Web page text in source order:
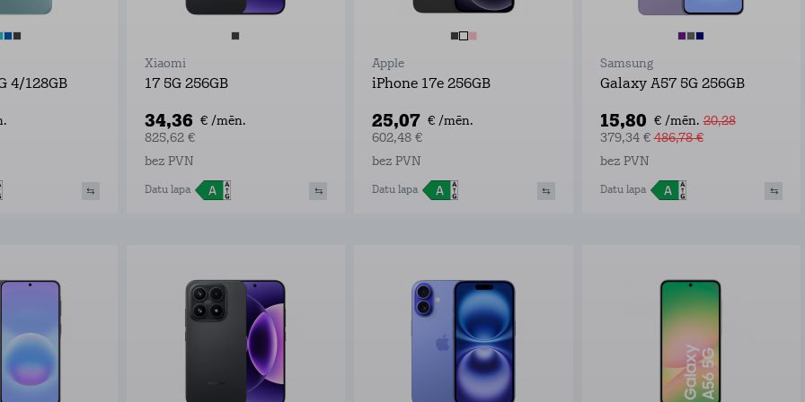
4/128GB
Xiaomi
17 5G 256GB
34,36 € /mēn.
825,62 €
bez PVN
Datu lapa
Apple
iPhone 17e 256GB
25,07 € /mēn.
602,48 €
bez PVN
Datu lapa
Samsung
Galaxy A57 5G 256GB
15,80 € /mēn. 20,28
379,34 €486,78 €
bez PVN
Datu lapa